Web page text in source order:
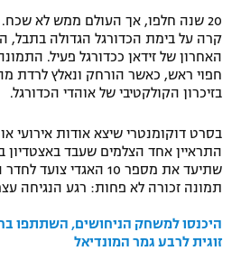
מדיניות פרטיות
רשיון להקרנה פומבית לבית עסק
הצטרפות לחבילת הערוצים
לוח דרושים – ג'ובנט
אומנויות לחימה
גיימינג E-Sports
20 שנה חלפו, אך העולם ממש לא
קרה על בימת הכדורגל הגדולה בתבל,
האחרון של זידאן ככדורגל פעיל.
חפוי ראש, כאשר הורחק ונאלץ לרדת
בזיכרון הקולקטיבי של אוהדי הכדורגל.
בסרט דוקומנטרי שיצא אודות אירועי
התראיין אחד הצלמים שעבד באצטדיון
שתיעד את מספר 10 האגדי
תמונה זכורה לא פחות: רגע הנגיחה
היכנסו למשחק הניחושים, השתתפו
זוגית לרבע גמר המונדיאל